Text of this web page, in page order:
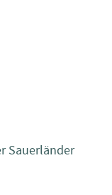
Sauerländer